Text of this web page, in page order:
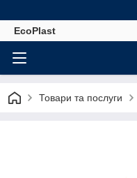
EcoPlast
Товари та послуги